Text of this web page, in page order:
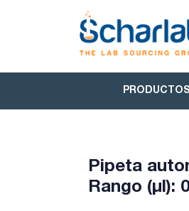
PRODUCTOS
Pipeta
Rango (µl):